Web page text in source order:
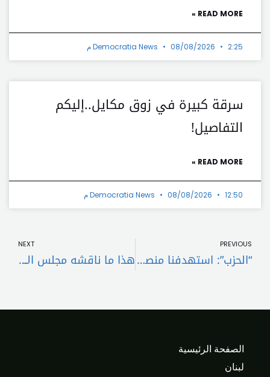
READ MORE »
Democratia News 08/08/2026 2:25 م
سرقة كبيرة في زوق مكايل..إليكم
التفاصيل!
READ MORE »
Democratia News 08/08/2026 12:50 م
PREVIOUS
“الحزب”: استهدفنا منصتين للقبة الحديدية في شمال كابري
NEXT
هذا ما ناقشه مجلس الأمن الفرعي بقاعاً
الصفحة الرئيسية
لبنان